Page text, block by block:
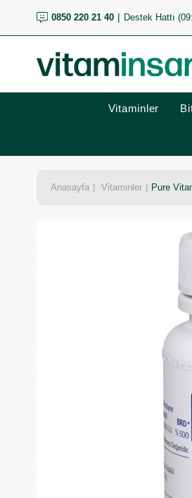
0850 220 21 40 Destek Hattı
Vitaminler
Anasayfa Vitaminler Pure